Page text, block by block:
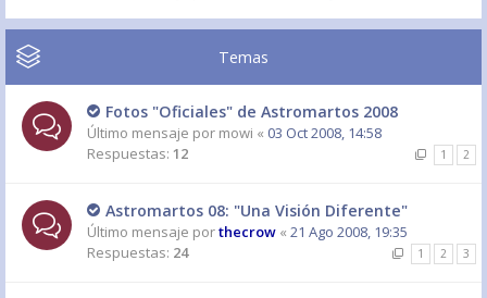
Temas
Fotos "Oficiales" de Astromartos 2008
Último mensaje por mowi « 03 Oct 2008, 14:58
Respuestas: 12 1 2
Astromartos 08: "Una Visión Diferente"
Último mensaje porthecrow « 21 Ago 2008, 19:35
Respuestas: 24 1 2 3